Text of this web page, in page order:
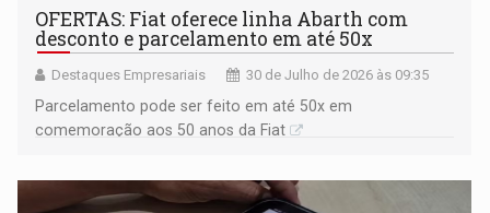
OFERTAS: Fiat oferece linha Abarth com
desconto e parcelamento em até 50x
Destaques Empresariais 30 de Julho de 2026 às 09:35
Parcelamento pode ser feito em até 50x em
comemoração aos 50 anos da Fiat